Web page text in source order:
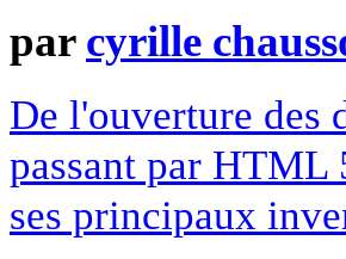
par cyrille
De l'ouverture des
passant par HTML
ses principaux